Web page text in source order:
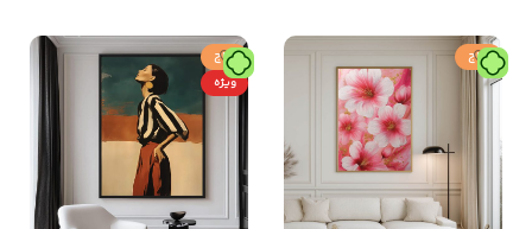
حراج
حراج
ویژه